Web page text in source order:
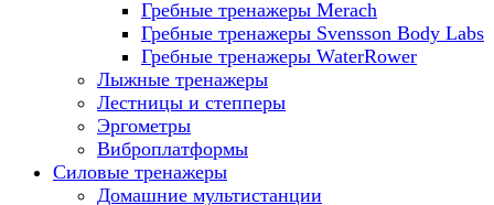
Гребные тренажеры Merach
Гребные тренажеры Svensson Body Labs
Гребные тренажеры WaterRower
Лыжные тренажеры
Лестницы и степперы
Эргометры
Виброплатформы
Силовые тренажеры
Домашние мультистанции